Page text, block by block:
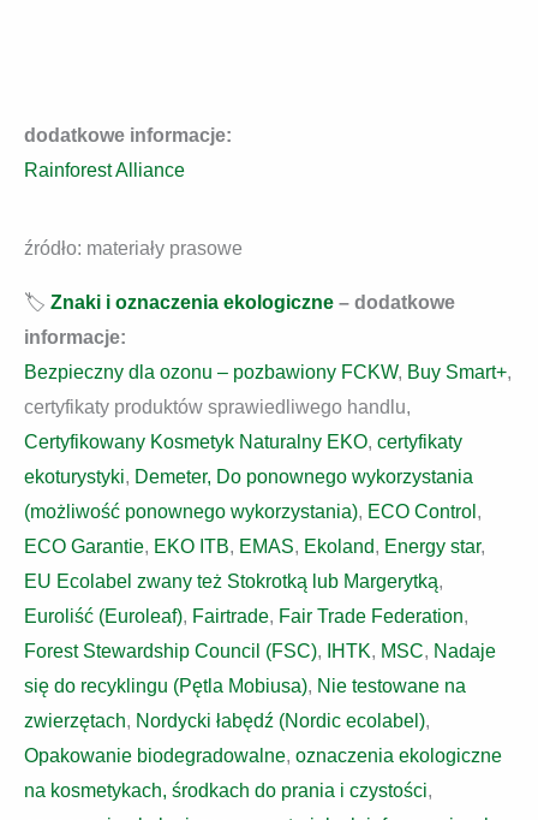
dodatkowe informacje:
Rainforest Alliance
źródło: materiały prasowe
🏷️ Znaki i oznaczenia ekologiczne – dodatkowe
informacje:
Bezpieczny dla ozonu – pozbawiony FCKW, Buy Smart+,
certyfikaty produktów sprawiedliwego handlu,
Certyfikowany Kosmetyk Naturalny EKO, certyfikaty
ekoturystyki, Demeter, Do ponownego wykorzystania
(możliwość ponownego wykorzystania), ECO Control ,
ECO Garantie, EKO ITB, EMAS, Ekoland, Energy star,
EU Ecolabel zwany też Stokrotką lub Margerytką,
Euroliść (Euroleaf), Fairtrade, Fair Trade Federation,
Forest Stewardship Council (FSC), IHTK, MSC, Nadaje
się do recyklingu (Pętla Mobiusa), Nie testowane na
zwierzętach, Nordycki łabędź (Nordic ecolabel),
Opakowanie biodegradowalne, oznaczenia ekologiczne
na kosmetykach, środkach do prania i czystości,